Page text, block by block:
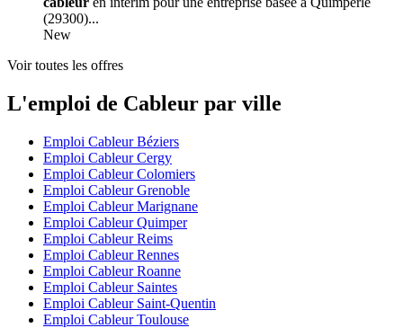
(29300)...
New
Voir toutes les offres
L'emploi de Cableur par ville
Emploi Cableur Béziers
Emploi Cableur Cergy
Emploi Cableur Colomiers
Emploi Cableur Grenoble
Emploi Cableur Marignane
Emploi Cableur Quimper
Emploi Cableur Reims
Emploi Cableur Rennes
Emploi Cableur Roanne
Emploi Cableur Saintes
Emploi Cableur Saint-Quentin
Emploi Cableur Toulouse